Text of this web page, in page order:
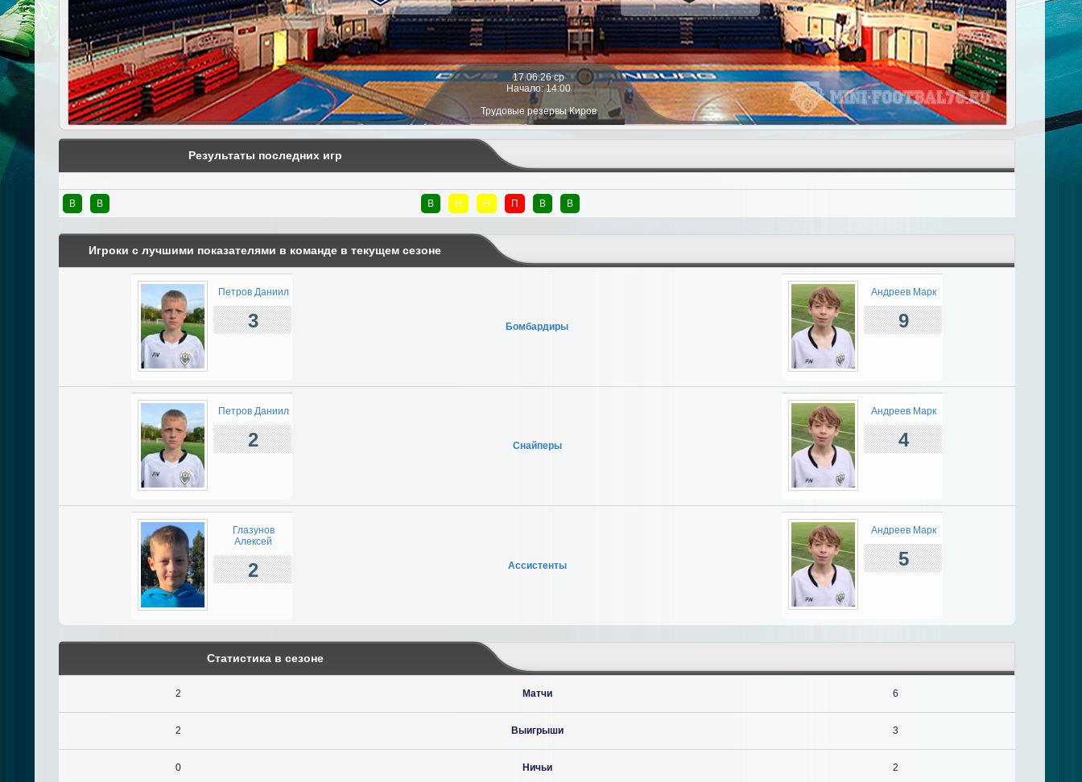
17.06.26 ср
Начало: 14:00
Трудовые резервы Киров
Результаты последних игр
В В В Н Н П В В
Игроки с лучшими показателями в команде в текущем сезоне
Петров Даниил
3 Бомбардиры
Андреев Марк
9
Петров Даниил
2 Снайперы
Андреев Марк
4
Глазунов
Алексей
2 Ассистенты
Андреев Марк
5
Статистика в сезоне
2 Матчи 6
2 Выигрыши 3
0 Ничьи 2